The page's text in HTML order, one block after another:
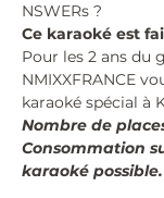
NSWERs ?
Ce karaoké est
Pour les 2 ans du
NMIXXFRANCE
karaoké spécial à
Nombre de
Consommation
karaoké possible.